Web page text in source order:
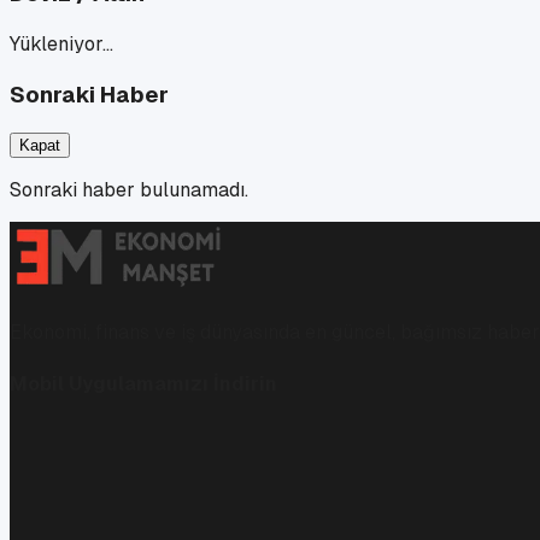
Yükleniyor…
Sonraki Haber
Kapat
Sonraki haber bulunamadı.